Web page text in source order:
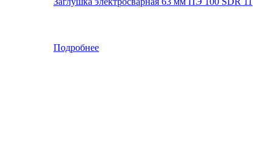
Подробнее